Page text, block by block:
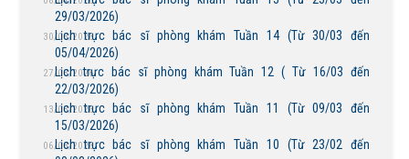
29/03/2026)
30/03/2026
Lịch trực bác sĩ phòng khám Tuần 14 (Từ 30/03 đến
05/04/2026)
27/03/2026
Lịch trực bác sĩ phòng khám Tuần 12 ( Từ 16/03 đến
22/03/2026)
13/03/2026
Lịch trực bác sĩ phòng khám Tuần 11 (Từ 09/03 đến
15/03/2026)
06/03/2026
Lịch trực bác sĩ phòng khám Tuần 10 (Từ 23/02 đến